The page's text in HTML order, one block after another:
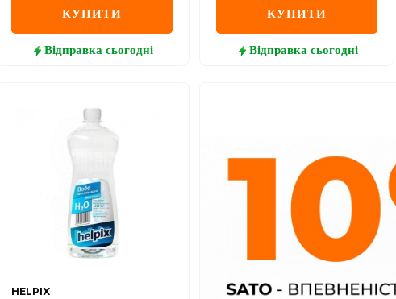
КУПИТИ
Відправка сьогодні
КУПИТИ
Відправка сьогодні
HELPIX